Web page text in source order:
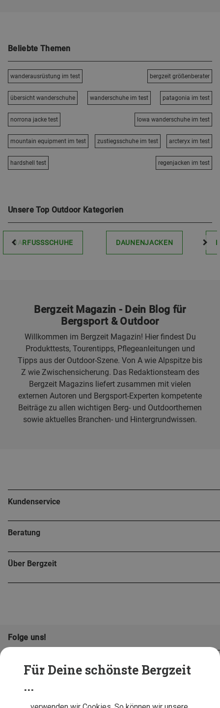
Für Deine schönste Bergzeit
...
Beliebte Themen
wanderausrüstung im test bergzeit größenberater
übersicht wanderschuhe wanderschuhe im test patagonia im test
norrona jacke test lowa wanderschuhe im test
mountain equipment im test zustiegsschuhe im test arcteryx im test
hardshell test regenjacken im test
Unsere Top Outdoor Kategorien
BARFUSSSCHUHE DAUNENJACKEN
Bergzeit Magazin - Dein Blog für
Bergsport & Outdoor
Willkommen im Bergzeit Magazin! Hier findest Du
Produkttests, Tourentipps, Pflegeanleitungen und
Tipps aus der Outdoor-Szene. Von A wie Alpspitze bis
Z wie Zwischensicherung. Das Redaktionsteam des
Bergzeit Magazins liefert zusammen mit vielen
externen Autoren und Bergsport-Experten kompetente
Beiträge zu allen wichtigen Berg- und Outdoorthemen
sowie aktuelles Branchen- und Hintergrundwissen.
Kundenservice
Beratung
Über Bergzeit
Folge uns!